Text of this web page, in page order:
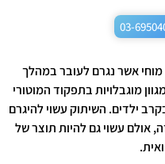
אשר נגרם לעובר במהלך
מוגבלויות בתפקוד המוטורי
ילדים. השיתוק עשוי להיגרם
אולם עשוי גם להיות תוצר של